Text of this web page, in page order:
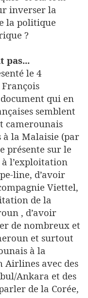
inverser la
la politique
?
pas...
le 4
François
qui en
semblent
camerounais
à la Malaisie (par
présente sur le
l’exploitation
line, d’avoir
Viettel,
de la
, d’avoir
de nombreux et
et surtout
à la
Airlines avec des
Ankara et des
de la Corée,